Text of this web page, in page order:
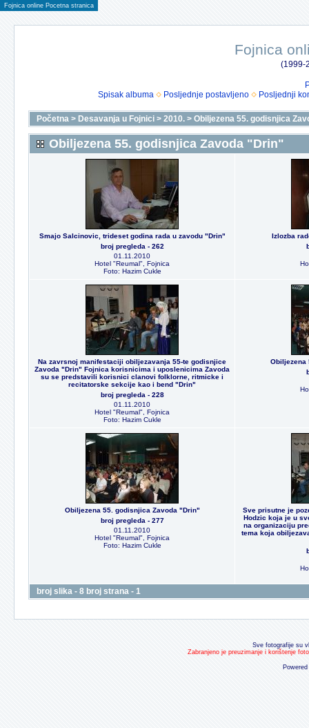
Fojnica online Pocetna stranica
Fojnica
(1999-
Spisak albuma
Posljednje postavljeno Posljednji
Početna > Desavanja u Fojnici > 2010. > Obiljezena 55. godisnjica
Obiljezena 55. godisnjica Zavoda "Drin"
Smajo Salcinovic, trideset godina rada u zavodu "Drin"
broj pregleda - 262
01.11.2010
Hotel "Reumal", Fojnica
Foto: Hazim Cukle
Izlozba
Na zavrsnoj manifestaciji obiljezavanja 55-te godisnjice
Zavoda "Drin" Fojnica korisnicima i uposlenicima Zavoda
su se predstavili korisnici clanovi folklorne, ritmicke i
recitatorske sekcije kao i bend "Drin"
broj pregleda - 228
01.11.2010
Hotel "Reumal", Fojnica
Foto: Hazim Cukle
Obiljezena
Obiljezena 55. godisnjica Zavoda "Drin"
broj pregleda - 277
01.11.2010
Hotel "Reumal", Fojnica
Foto: Hazim Cukle
Sve prisutne je
Hodzic koja je u
na organizaciju
tema koja
broj slika - 8 broj strana - 1
Sve fotografije su
Zabranjeno je preuzimanje i korištenje